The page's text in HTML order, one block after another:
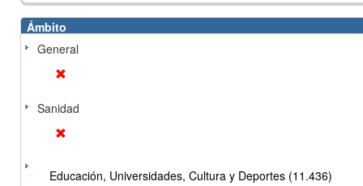
Ámbito
General
Sanidad
Educación, Universidades, Cultura y Deportes (11.436)